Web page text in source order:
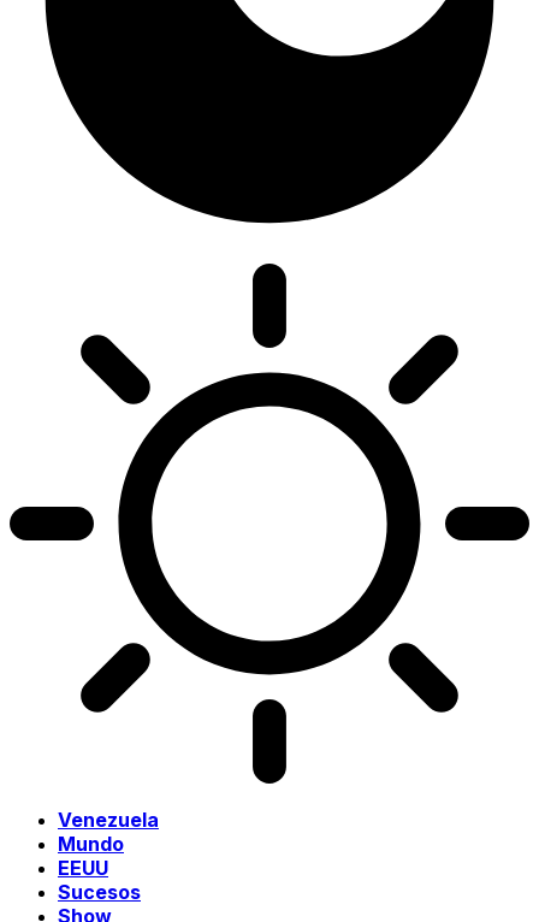
Venezuela
Mundo
EEUU
Sucesos
Show